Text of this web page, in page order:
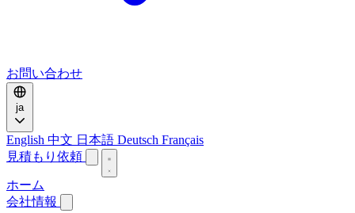
お問い合わせ
ja
English 中文 日本語 Deutsch Français
見積もり依頼
ホーム
会社情報